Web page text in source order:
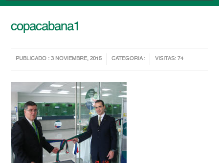
copacabana1
PUBLICADO : 3 NOVIEMBRE, 2015 CATEGORIA : VISITAS: 74